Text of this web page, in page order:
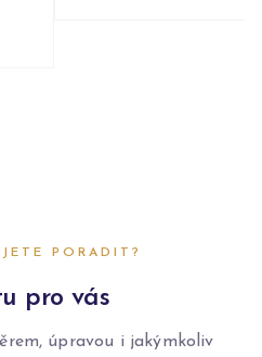
PORADIT?
pro vás
úpravou i jakýmkoliv